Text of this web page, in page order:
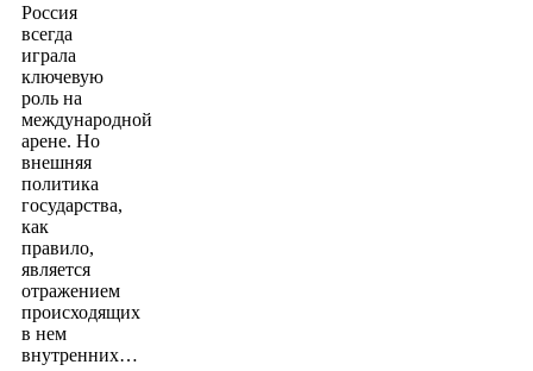
Россия
всегда
играла
ключевую
роль на
международной
арене. Но
внешняя
политика
государства,
как
правило,
является
отражением
происходящих
в нем
внутренних…